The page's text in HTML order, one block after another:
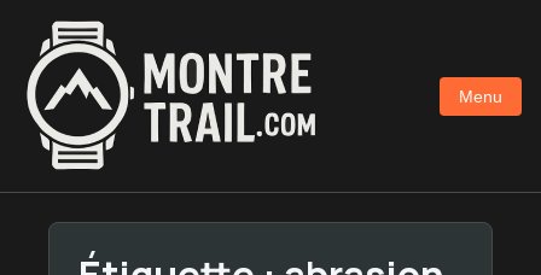
contenu
principal
Menu